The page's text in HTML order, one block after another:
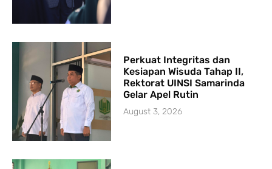
Perkuat Integritas dan
Kesiapan Wisuda Tahap II,
Rektorat UINSI Samarinda
Gelar Apel Rutin
August 3, 2026